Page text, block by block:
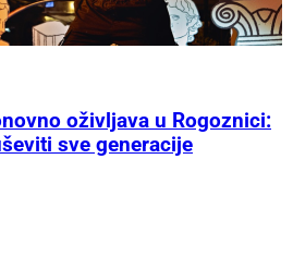
oživljava u Rogoznici:
sve generacije